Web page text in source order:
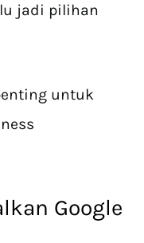
jadi pilihan
untuk
Google